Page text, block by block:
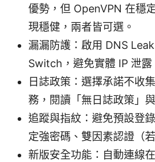
優勢，但 OpenVPN 在穩
現穩健，兩者皆可選。
漏漏防護：啟用 DNS
Switch，避免實體 IP 泄露
日誌政策：選擇承諾不收
務，閱讀「無日誌政策」
追蹤與指紋：避免預設登
定強密碼、雙因素認證（
新版安全功能：自動連線